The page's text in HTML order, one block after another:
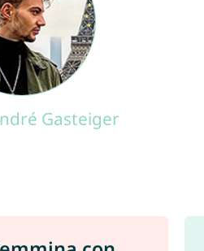
Gasteiger